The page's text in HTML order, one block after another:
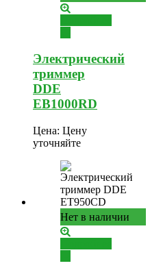
Электрический
триммер
DDE
EB1000RD
Цена: Цену
уточняйте
Нет в наличии